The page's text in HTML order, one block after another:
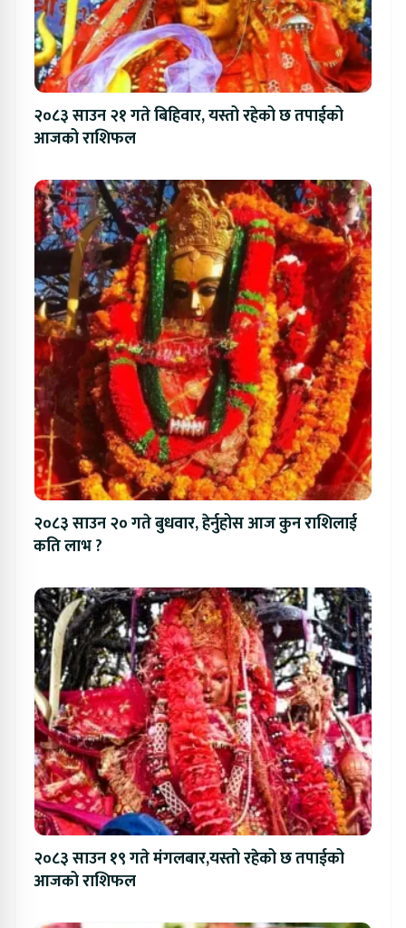
२०८३ साउन २१ गते बिहिवार, यस्तो रहेको छ तपाईको
आजको राशिफल
२०८३ साउन २० गते बुधवार, हेर्नुहोस आज कुन राशिलाई
कति लाभ ?
२०८३ साउन १९ गते मंगलबार,यस्तो रहेको छ तपाईको
आजको राशिफल